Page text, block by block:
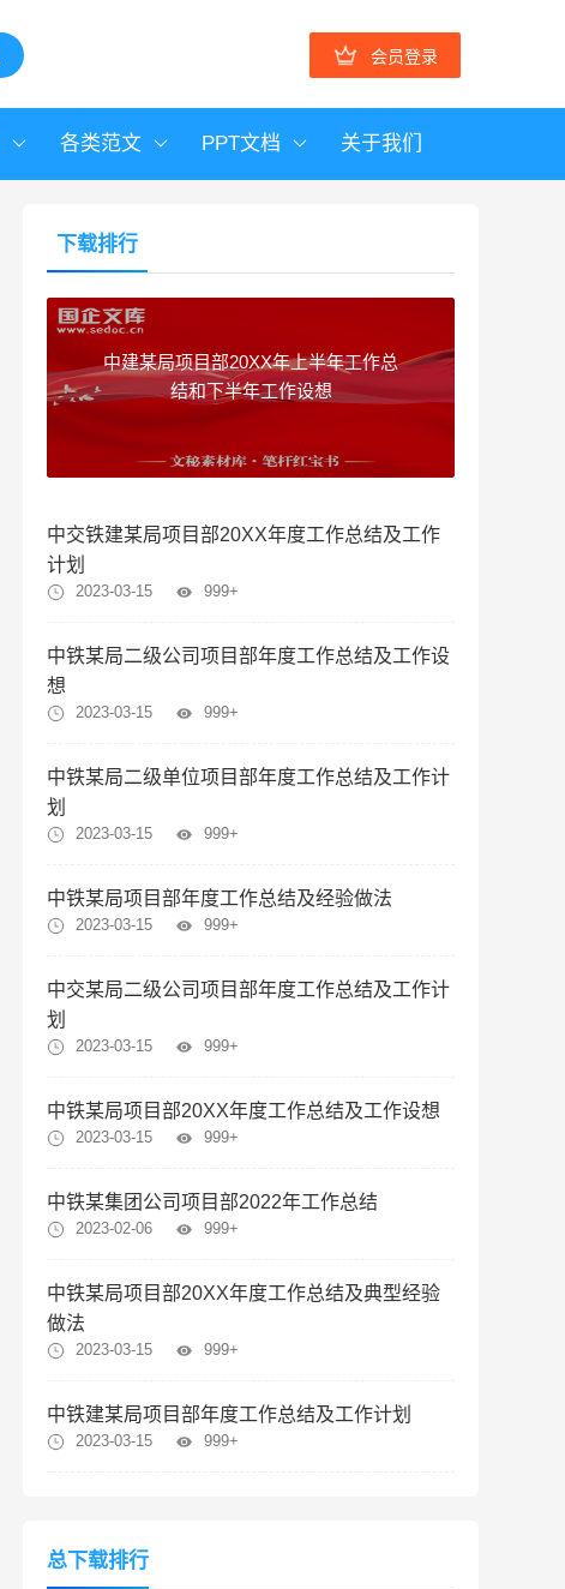
会员登录
各类范文 PPT文档 关于我们
下载排行
中建某局项目部20XX年上半年工作总
结和下半年工作设想
中交铁建某局项目部20XX年度工作总结及工作
计划
2023-03-15 999+
中铁某局二级公司项目部年度工作总结及工作设
想
2023-03-15 999+
中铁某局二级单位项目部年度工作总结及工作计
划
2023-03-15 999+
中铁某局项目部年度工作总结及经验做法
2023-03-15 999+
中交某局二级公司项目部年度工作总结及工作计
划
2023-03-15 999+
中铁某局项目部20XX年度工作总结及工作设想
2023-03-15 999+
中铁某集团公司项目部2022年工作总结
2023-02-06 999+
中铁某局项目部20XX年度工作总结及典型经验
做法
2023-03-15 999+
中铁建某局项目部年度工作总结及工作计划
2023-03-15 999+
总下载排行